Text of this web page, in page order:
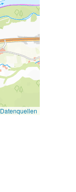
Datenquellen